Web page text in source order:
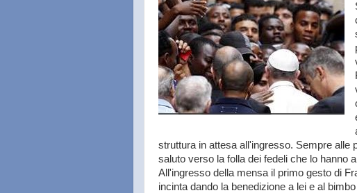
struttura in attesa all'ingresso. Sempre alle
saluto verso la folla dei fedeli che lo hanno
All'ingresso della mensa il primo gesto di
incinta dando la benedizione a lei e al